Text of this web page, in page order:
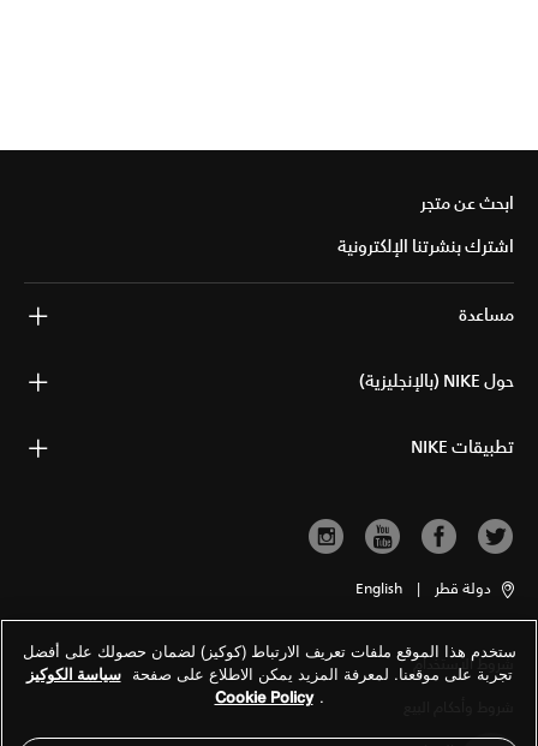
ابحث عن متجر
اشترك بنشرتنا الإلكترونية
مساعدة
حول NIKE (بالإنجليزية)
تطبيقات NIKE
دولة قطر |
English
شروط الاستخدام
ستخدم هذا الموقع ملفات تعريف الارتباط (كوكيز) لضمان حصولك على أفضل
تجربة على موقعنا. لمعرفة المزيد يمكن الاطلاع على صفحة سياسة الكوكيز
.
Cookie Policy